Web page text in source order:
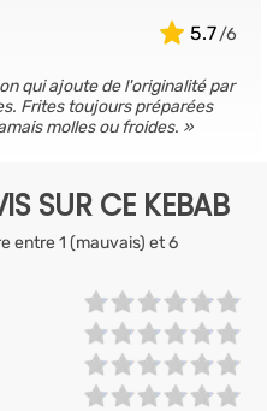
5.7
qui ajoute de l'originalité par
Frites toujours préparées
molles ou froides.
SUR CE KEBAB
entre 1 (mauvais) et 6